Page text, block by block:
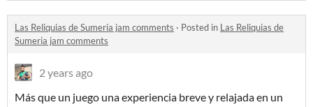
Las Reliquias de Sumeria jam comments · Posted in Las Reliquias de
Sumeria jam comments
2 years ago
Más que un juego una experiencia breve y relajada en un